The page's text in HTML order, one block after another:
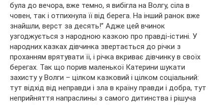
була до вечора, вже темно, я вибігла на Волгу, сіла в
човен, так і отпихнула її від берега. На інший ранок вже
знайшли, верст за десять!” Адже цей вчинок
узгоджується з народною казкою про правді-істині. У
народних казках дівчинка звертається до річки з
проханням врятувати її, і річка вкриває дівчинку в своїх
берегах. Так що порив маленької Катерини шукати
захисту у Волги – цілком казковий і цілком соціальний:
тут відхід від неправди і зла в країну правди і добра, тут
неприйняття напраслины з самого дитинства і рішуча